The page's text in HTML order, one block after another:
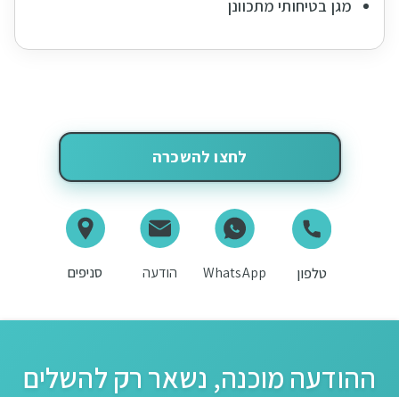
מגן בטיחותי מתכוונן
לחצו להשכרה
טלפון WhatsApp הודעה סניפים
ההודעה מוכנה, נשאר רק להשלים